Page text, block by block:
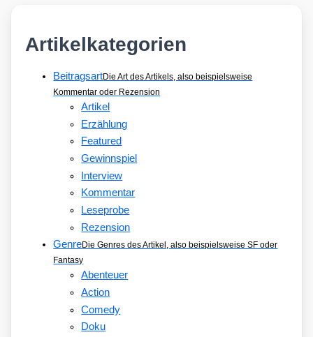
Artikelkategorien
BeitragsartDie Art des Artikels, also beispielsweise
Kommentar oder Rezension
Artikel
Erzählung
Featured
Gewinnspiel
Interview
Kommentar
Leseprobe
Rezension
GenreDie Genres des Artikel, also beispielsweise SF oder
Fantasy
Abenteuer
Action
Comedy
Doku